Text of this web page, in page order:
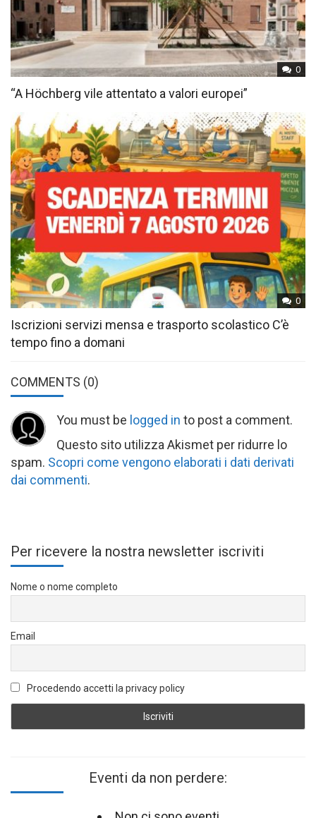
0
“A Höchberg vile attentato a valori europei”
0
Iscrizioni servizi mensa e trasporto scolastico C’è
tempo fino a domani
COMMENTS (0)
You must be logged in to post a comment.
Questo sito utilizza Akismet per ridurre lo
spam. Scopri come vengono elaborati i dati derivati
dai commenti.
Per ricevere la nostra newsletter iscriviti
Nome o nome completo
Email
Procedendo accetti la privacy policy
Eventi da non perdere: